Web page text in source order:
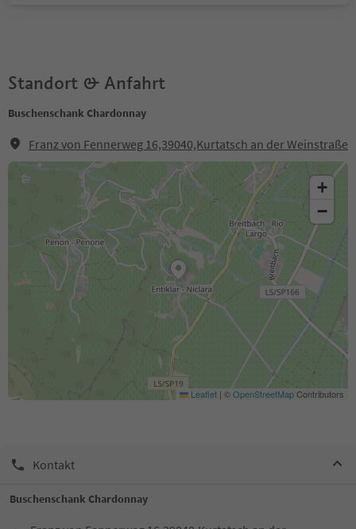
Standort & Anfahrt
Buschenschank Chardonnay
Franz von Fennerweg 16,39040,Kurtatsch an der Weinstraße
+
−
Leaflet | ©OpenStreetMapContributors
Kontakt
Buschenschank Chardonnay